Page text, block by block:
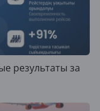
результаты за